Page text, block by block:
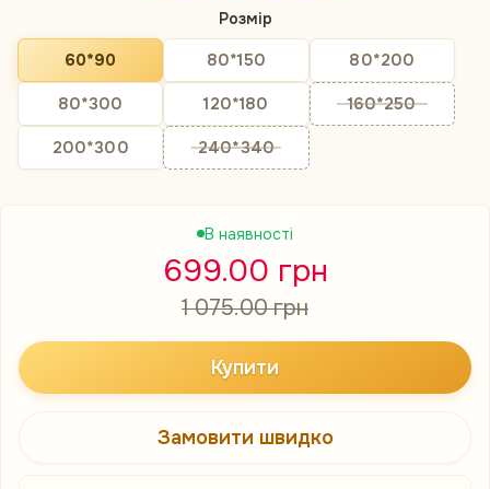
Розмір
60*90 80*150
80*200
80*300
120*180
160*250
200*300
240*340
В наявності
699.00 грн
1 075.00 грн
Купити
Замовити швидко